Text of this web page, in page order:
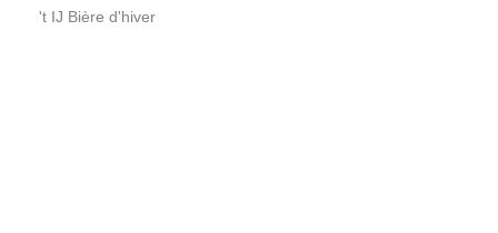
't IJ Bière d'hiver